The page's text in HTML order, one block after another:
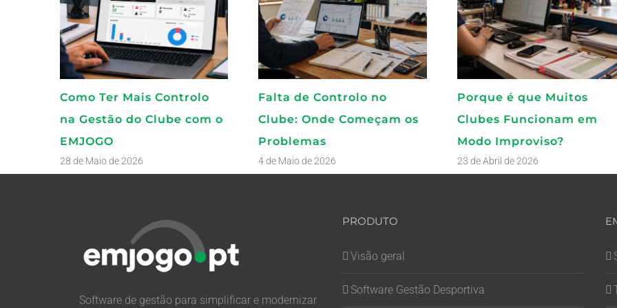
Como Ter Mais Controlo
na Gestão do Clube com o
EMJOGO
28 de Maio de 2026
Falta de Controlo no
Clube: Onde Começam os
Problemas
4 de Maio de 2026
Porque é que Muitos
Clubes Funcionam em
Modo Improviso?
23 de Abril de 2026
Software de gestão para simplificar e modernizar
PRODUTO
Visão geral
Software Gestão Desportiva